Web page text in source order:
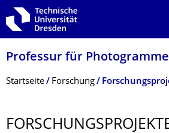
Zur Hauptnavigation springen
Zur Suche springen
Zum Inhalt springen
Professur für
Breadcrumb-Menü
Startseite Forschung